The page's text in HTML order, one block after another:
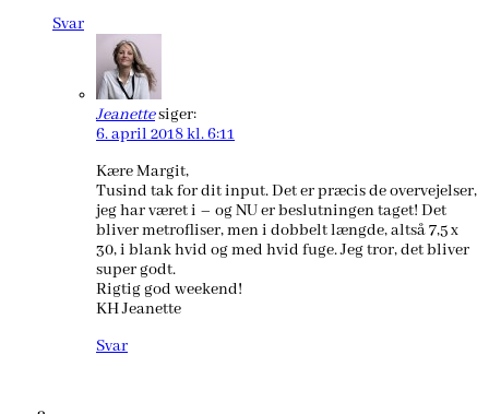
Svar
Jeanettesiger:
6. april 2018 kl. 6:11
Kære Margit,
Tusind tak for dit input. Det er præcis de overvejelser,
jeg har været i – og NU er beslutningen taget! Det
bliver metrofliser, men i dobbelt længde, altså 7,5 x
30, i blank hvid og med hvid fuge. Jeg tror, det bliver
super godt.
Rigtig god weekend!
KH Jeanette
Svar